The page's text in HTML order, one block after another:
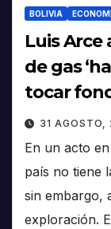
BOLIVIA
Luis Arce
de gas
tocar
31 AGOSTO,
En un acto
país no tiene
sin embargo,
exploración.